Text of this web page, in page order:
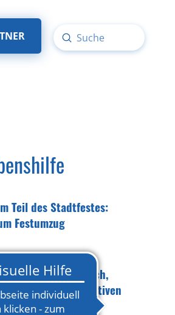
Search
Submit
Teil des Stadtfestes:
Festumzug
Stammtisch in
Raum für Austausch,
und neue Perspektiven